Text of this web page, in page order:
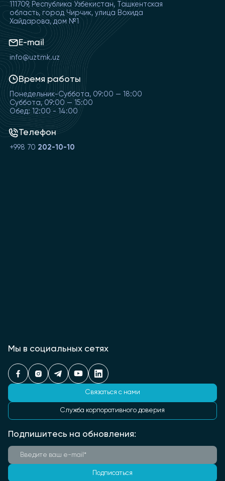
111709, Республика Узбекистан, Ташкентская
область, город Чирчик, улица Вохида
Хайдарова, дом №1
E-mail
info@uztmk.uz
Время работы
Понедельник-Суббота, 09:00 — 18:00
Суббота, 09:00 — 15:00
Обед: 12:00 - 14:00
Телефон
+998 70 202-10-10
Мы в социальных сетях
Связаться с нами
Служба корпоративного доверия
Подпишитесь на обновления:
Подписаться